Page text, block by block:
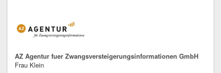
AZ Agentur fuer Zwangsversteigerungsinformationen GmbH
Frau Klein